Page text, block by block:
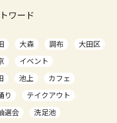
ワード
大森 調布
大田区
イベント
池上
カフェ
り
テイクアウト
選会
洗足池